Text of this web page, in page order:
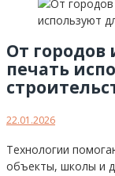
От городов
печать
22.01.2026
Технологии
объекты, школы и